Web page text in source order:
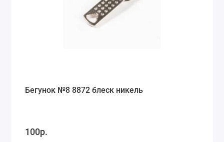
Бегунок №8 8872 блеск никель
100р.